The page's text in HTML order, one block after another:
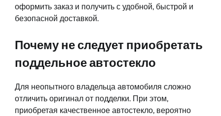
оформить заказ и получить с удобной, быстрой и
безопасной доставкой.
Почему не следует приобретать
поддельное автостекло
Для неопытного владельца автомобиля сложно
отличить оригинал от подделки. При этом,
приобретая качественное автостекло, вероятно